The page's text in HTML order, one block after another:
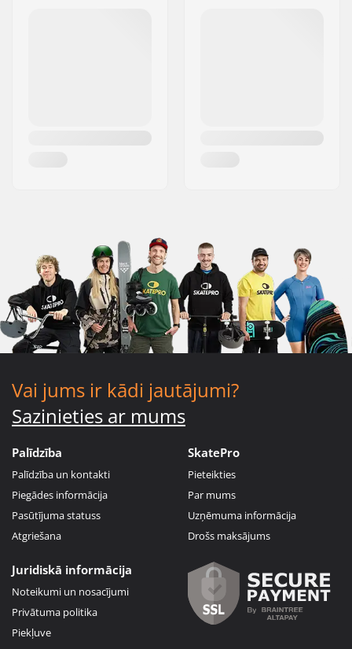
Vai jums ir kādi jautājumi?
Sazinieties ar mums
Palīdzība
Palīdzība un kontakti
Piegādes informācija
Pasūtījuma statuss
Atgriešana
SkatePro
Pieteikties
Par mums
Uzņēmuma informācija
Drošs maksājums
Juridiskā informācija
Noteikumi un nosacījumi
Privātuma politika
Piekļuve